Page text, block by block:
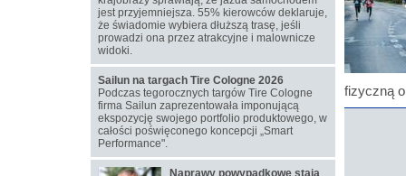
fizyczną
jest przyjemniejsza. 55% kierowców deklaruje,
że świadomie wybiera dłuższą trasę, jeśli
prowadzi ona przez atrakcyjne i malownicze
widoki.
Sailun na targach Tire Cologne 2026
Podczas tegorocznych targów Tire Cologne
firma Sailun zaprezentowała imponującą
ekspozycję swojego portfolio produktowego, w
całości poświęconego koncepcji „Smart
Performance".
Naprawy powypadkowe stają